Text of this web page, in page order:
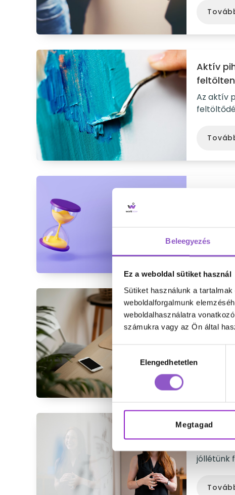
Beleegyezés
Ez a weboldal sütiket használ
Sütiket használunk a
weboldalforgalmunk
weboldalhasználatra
számukra vagy az Ön által
Hozzájárulás
kiválasztásaElengedhetetlen
Megtagad
Aktív
Az aktív
A
A
mindig
jóllétünk